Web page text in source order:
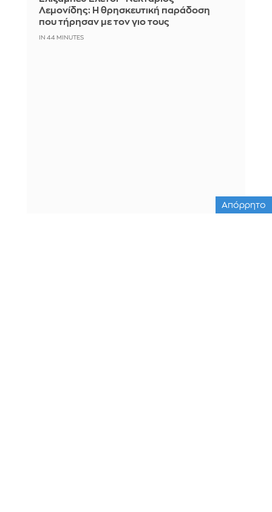
Λεμονίδης: Η θρησκευτική παράδοση
που τήρησαν με τον γιο τους
IN 44 MINUTES
Απόρρητο